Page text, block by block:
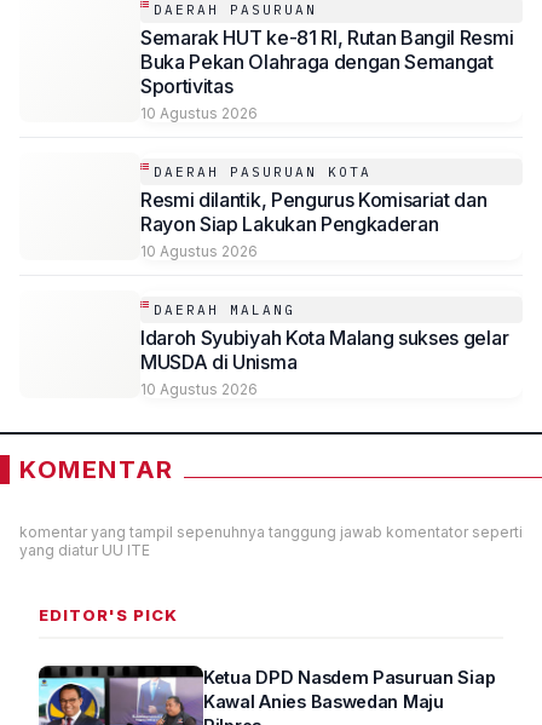
DAERAH PASURUAN
Semarak HUT ke-81 RI, Rutan Bangil Resmi
Buka Pekan Olahraga dengan Semangat
Sportivitas
10 Agustus 2026
DAERAH PASURUAN KOTA
Resmi dilantik, Pengurus Komisariat dan
Rayon Siap Lakukan Pengkaderan
10 Agustus 2026
DAERAH MALANG
Idaroh Syubiyah Kota Malang sukses gelar
MUSDA di Unisma
10 Agustus 2026
KOMENTAR
komentar yang tampil sepenuhnya tanggung jawab komentator seperti
yang diatur UU ITE
EDITOR'S PICK
Ketua DPD Nasdem Pasuruan Siap
Kawal Anies Baswedan Maju